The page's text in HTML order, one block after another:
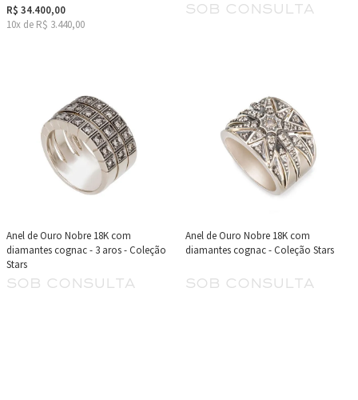
R$ 34.400,00
10x de R$ 3.440,00
sob consulta
Anel de Ouro Nobre 18K com
diamantes cognac - 3 aros - Coleção
Stars
sob consulta
Anel de Ouro Nobre 18K com
diamantes cognac - Coleção Stars
sob consulta